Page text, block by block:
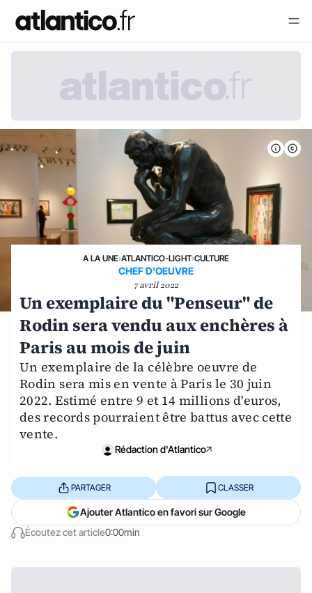
A LA UNE›ATLANTICO-LIGHT›CULTURE
CHEF D'OEUVRE
7 avril 2022
Un exemplaire du "Penseur" de
Rodin sera vendu aux enchères à
Paris au mois de juin
Un exemplaire de la célèbre oeuvre de
Rodin sera mis en vente à Paris le 30 juin
2022. Estimé entre 9 et 14 millions d'euros,
des records pourraient être battus avec cette
vente.
Rédaction d'Atlantico
Écoutez cet article0:00min
PARTAGER CLASSER
Ajouter Atlantico en favori sur Google